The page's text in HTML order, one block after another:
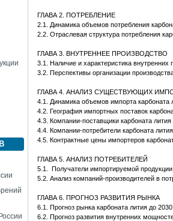
ГЛАВА 2. ПОТРЕБЛЕНИЕ
2.1. Динамика объемов потребления
2.2. Отраслевая структура потребления
ГЛАВА 3. ВНУТРЕННЕЕ ПРОИЗВОДСТВО
3.1. Наличие и характеристика внутренних
3.2. Перспективы организации
ГЛАВА 4. АНАЛИЗ СУЩЕСТВУЮЩИХ
4.1. Динамика объемов импорта карбоната
4.2. География импортных поставок
4.3. Компании-поставщики карбоната
4.4. Компании-потребители карбоната
4.5. Контрактные цены импортеров
ГЛАВА 5. АНАЛИЗ ПОТРЕБИТЕЛЕЙ
5.1. Получатели импортируемой продукции
5.2. Анализ компаний-производителей в
ГЛАВА 6. ПРОГНОЗ РАЗВИТИЯ РЫНКА
6.1. Прогноз рынка карбоната лития до 2030
6.2. Прогноз развития внутренних